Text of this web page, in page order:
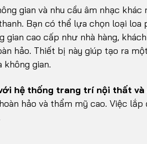
gian và nhu cầu âm nhạc khác
Bạn có thể lựa chọn loại loa
gian cao cấp như nhà hàng,
hảo. Thiết bị này giúp tạo ra
gian.
hệ thống trang trí nội thất và
hảo và thẩm mỹ cao. Việc